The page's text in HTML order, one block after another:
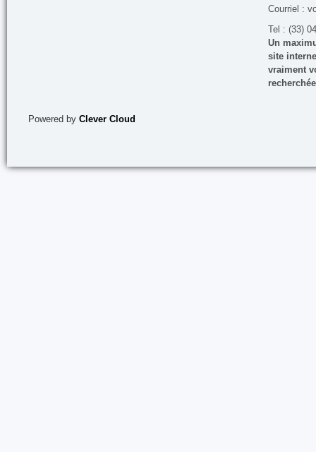
Courriel :
Tel : (33)
Un
site
vraiment
Powered by Clever Cloud